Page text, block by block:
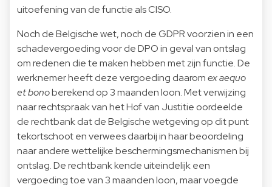
uitoefening van de functie als CISO.
Noch de Belgische wet, noch de GDPR voorzien in een
schadevergoeding voor de DPO in geval van ontslag
om redenen die te maken hebben met zijn functie. De
werknemer heeft deze vergoeding daaromex aequo
et bonoberekend op 3 maanden loon. Met verwijzing
naar rechtspraak van het Hof van Justitie oordeelde
de rechtbank dat de Belgische wetgeving op dit punt
tekortschoot en verwees daarbij in haar beoordeling
naar andere wettelijke beschermingsmechanismen bij
ontslag. De rechtbank kende uiteindelijk een
vergoeding toe van 3 maanden loon, maar voegde